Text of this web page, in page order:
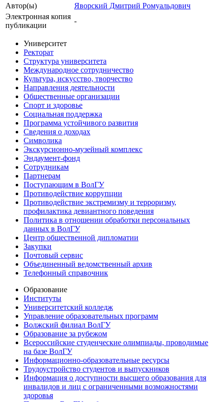
Автор(ы)
Яворский Дмитрий Ромуальдович
Электронная копия
публикации
-
Университет
Ректорат
Структура университета
Международное сотрудничество
Культура, искусство, творчество
Направления деятельности
Общественные организации
Спорт и здоровье
Социальная поддержка
Программа устойчивого развития
Сведения о доходах
Символика
Экскурсионно-музейный комплекс
Эндаумент-фонд
Сотрудникам
Партнерам
Поступающим в ВолГУ
Противодействие коррупции
Противодействие экстремизму и терроризму,
профилактика девиантного поведения
Политика в отношении обработки персональных
данных в ВолГУ
Центр общественной дипломатии
Закупки
Почтовый сервис
Объединенный ведомственный архив
Телефонный справочник
Образование
Институты
Университетский колледж
Управление образовательных программ
Волжский филиал ВолГУ
Образование за рубежом
Всероссийские студенческие олимпиады, проводимые
на базе ВолГУ
Информационно-образовательные ресурсы
Трудоустройство студентов и выпускников
Информация о доступности высшего образования для
инвалидов и лиц с ограниченными возможностями
здоровья